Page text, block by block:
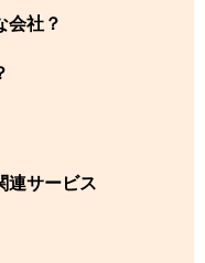
会社？
連サービス